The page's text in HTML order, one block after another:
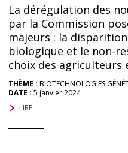
La dérégulation des
par la Commission
majeurs : la
biologique et le non-
choix des agriculteurs
THÈME : BIOTECHNOLOGIES
DATE : 5 janvier 2024
LIRE